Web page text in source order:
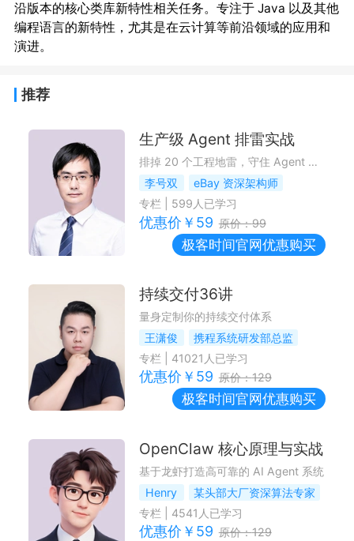
沿版本的核心类库新特性相关任务。专注于 Java 以及其他
编程语言的新特性，尤其是在云计算等前沿领域的应用和
推荐
生产级 Agent 排雷实战
排掉 20 个工程地雷，守住 Agent 生产底线
李号双
eBay 资深架构师
专栏
599 人已学习
优惠价￥ 59 原价：99
极客时间官网优惠购买
持续交付36讲
量身定制你的持续交付体系
王潇俊
携程系统研发部总监
专栏
41021 人已学习
优惠价￥ 59 原价：129
极客时间官网优惠购买
OpenClaw 核心原理与实战
基于龙虾打造高可靠的 AI Agent 系统
Henry
某头部大厂资深算法专家
专栏
4541 人已学习
优惠价￥ 59 原价：129